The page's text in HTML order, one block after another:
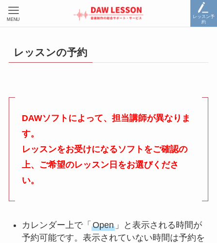
レッスン予
約
MENU
レッスンの予約
DAWソフトによって、担当講師が異なりま
す。
レッスンをお受けになるソフトをご確認の
上、ご希望のレッスン日をお選びくださ
い。
カレンダー上で「 Open」と表示される時間が
予約可能です。表示されていない時間は予約を